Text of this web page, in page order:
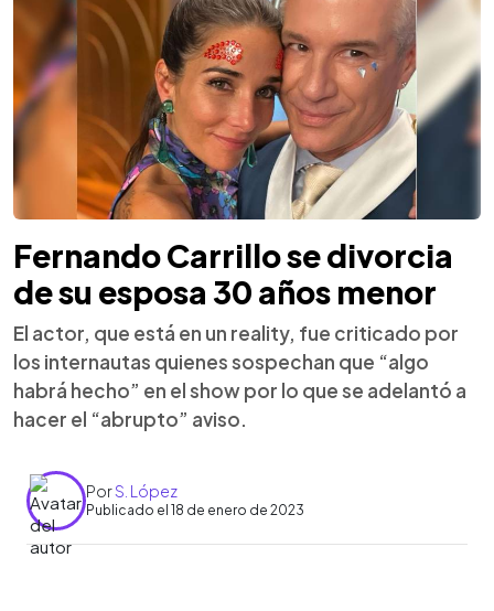
Fernando Carrillo se divorcia
de su esposa 30 años menor
El actor, que está en un reality, fue criticado por
los internautas quienes sospechan que “algo
habrá hecho” en el show por lo que se adelantó a
hacer el “abrupto” aviso.
PorS. López
Publicado el 18 de enero de 2023